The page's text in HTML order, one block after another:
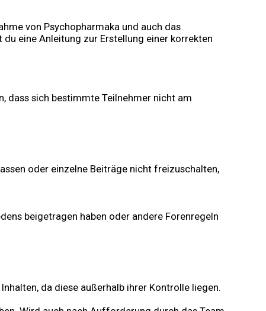
von Psychopharmaka und auch das
eine Anleitung zur Erstellung einer korrekten
dass sich bestimmte Teilnehmer nicht am
oder einzelne Beiträge nicht freizuschalten,
beigetragen haben oder andere Forenregeln
da diese außerhalb ihrer Kontrolle liegen.